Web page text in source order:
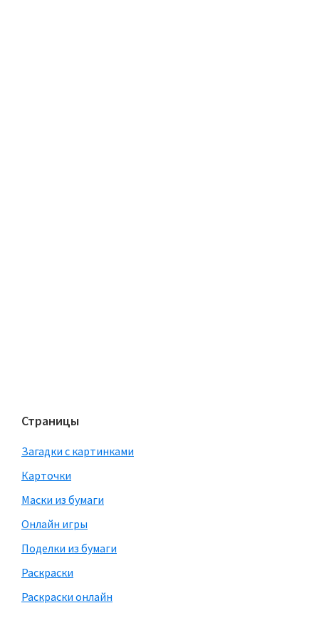
Страницы
Загадки с картинками
Карточки
Маски из бумаги
Онлайн игры
Поделки из бумаги
Раскраски
Раскраски онлайн